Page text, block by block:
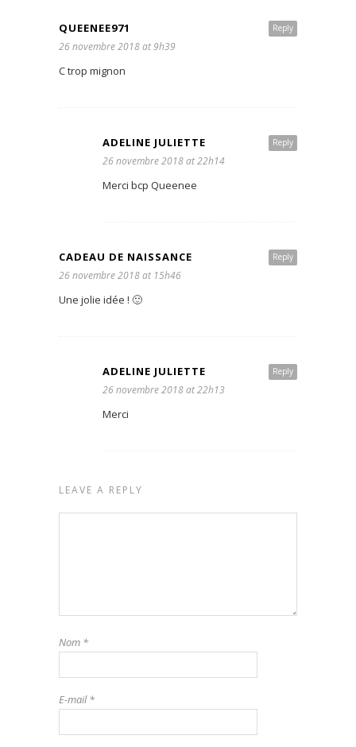
Reply
QUEENEE971
26 novembre 2018 at 9h39
C trop mignon
Reply
ADELINE JULIETTE
26 novembre 2018 at 22h14
Merci bcp Queenee
Reply
CADEAU DE NAISSANCE
26 novembre 2018 at 15h46
Une jolie idée ! 🙂
Reply
ADELINE JULIETTE
26 novembre 2018 at 22h13
Merci
LEAVE A REPLY
Nom *
E-mail*